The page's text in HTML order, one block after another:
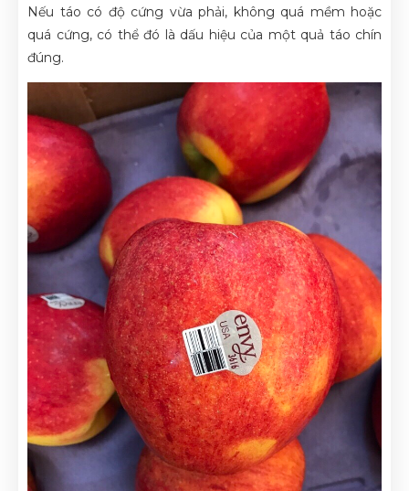
Nếu táo có độ cứng vừa phải, không quá mềm hoặc
quá cứng, có thể đó là dấu hiệu của một quả táo chín
đúng.